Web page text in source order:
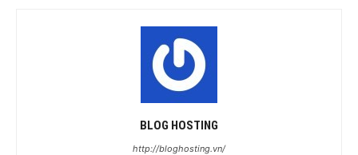
BLOG HOSTING
http://bloghosting.vn/